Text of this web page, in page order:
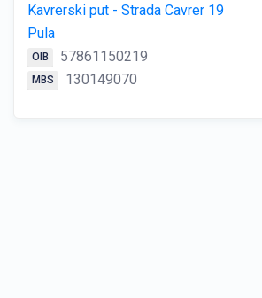
Kavrerski put - Strada Cavrer 19
Pula
OIB 57861150219
MBS 130149070